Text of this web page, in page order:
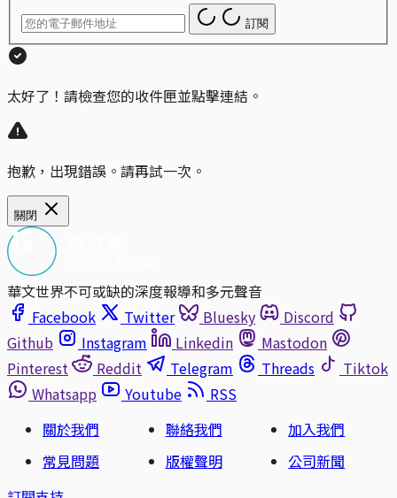
訂閱
太好了！請檢查您的收件匣並點擊連結。
抱歉，出現錯誤。請再試一次。
關閉
華文世界不可或缺的深度報導和多元聲音
Facebook
Twitter Bluesky
Discord
Github
Instagram Linkedin
Mastodon
Pinterest
Reddit Telegram Threads
Tiktok
Whatsapp
Youtube
RSS
關於我們
聯絡我們
加入我們
常見問題
版權聲明
公司新聞